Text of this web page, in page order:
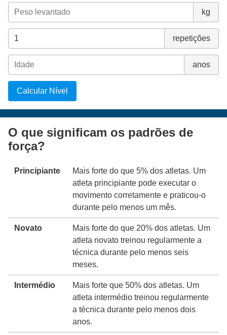
kg
repetições
anos
Calcular Nível
O que significam os padrões de
força?
Principiante
Mais forte do que 5% dos atletas. Um
atleta principiante pode executar o
movimento corretamente e praticou-o
durante pelo menos um mês.
Novato
Mais forte do que 20% dos atletas. Um
atleta novato treinou regularmente a
técnica durante pelo menos seis
meses.
Intermédio
Mais forte que 50% dos atletas. Um
atleta intermédio treinou regularmente
a técnica durante pelo menos dois
anos.